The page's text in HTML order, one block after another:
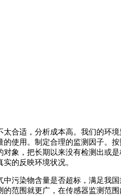
合适，分析成本高。我们的环境
使用。制定合理的监测因子。
象，把长期以来没有检测出或是
的反映环境状况。
污染物含量是否超标，满足我国
范围就更广，在传感器监测范